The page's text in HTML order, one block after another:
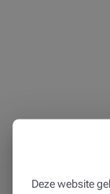
Deze website